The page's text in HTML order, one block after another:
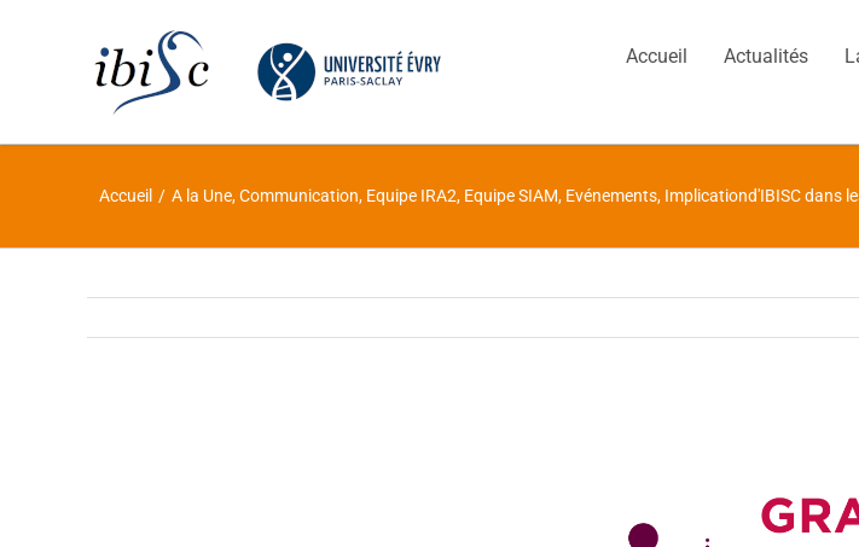
Accueil Actualités
Accueil / A la Une,Communication, Equipe IRA2, Equipe SIAM, Evénements, Implicationd'IBISC dans